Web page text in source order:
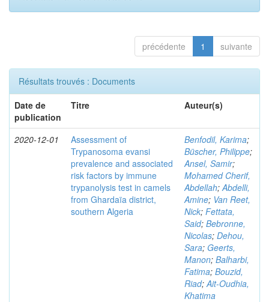
précédente 1 suivante
Résultats trouvés : Documents
Date de
publication
Titre Auteur(s)
2020-12-01
Assessment of
Trypanosoma evansi
prevalence and associated
risk factors by immune
trypanolysis test in camels
from Ghardaïa district,
southern Algeria
Benfodil, Karima;
Büscher, Philippe;
Ansel, Samir;
Mohamed Cherif,
Abdellah;Abdelli,
Amine; Van Reet,
Nick; Fettata,
Said; Bebronne,
Nicolas; Dehou,
Sara; Geerts,
Manon; Balharbi,
Fatima; Bouzid,
Riad;Ait-Oudhia,
Khatima